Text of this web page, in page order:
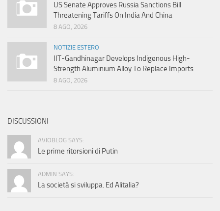
US Senate Approves Russia Sanctions Bill
Threatening Tariffs On India And China
8 AGO, 2026
NOTIZIE ESTERO
IIT-Gandhinagar Develops Indigenous High-
Strength Aluminium Alloy To Replace Imports
8 AGO, 2026
DISCUSSIONI
AVIOBLOG SAYS:
Le prime ritorsioni di Putin
ADMIN SAYS:
La società si sviluppa. Ed Alitalia?